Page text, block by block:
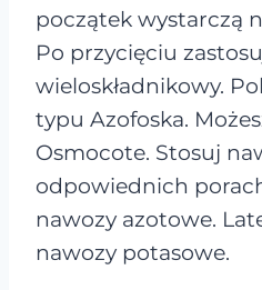
początek wystarczą
Po przycięciu
wieloskładnikowy.
typu Azofoska.
Osmocote. Stosuj
odpowiednich
nawozy azotowe.
nawozy potasowe.